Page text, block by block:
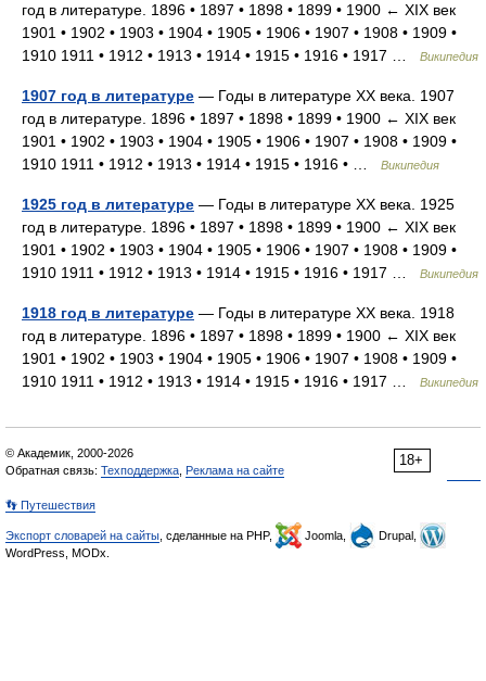
год в литературе. 1896 • 1897 • 1898 • 1899 • 1900 ← XIX век
1901 • 1902 • 1903 • 1904 • 1905 • 1906 • 1907 • 1908 • 1909 •
1910 1911 • 1912 • 1913 • 1914 • 1915 • 1916 • 1917 …
Википедия
1907 год в литературе — Годы в литературе XX века. 1907
год в литературе. 1896 • 1897 • 1898 • 1899 • 1900 ← XIX век
1901 • 1902 • 1903 • 1904 • 1905 • 1906 • 1907 • 1908 • 1909 •
1910 1911 • 1912 • 1913 • 1914 • 1915 • 1916 • …
Википедия
1925 год в литературе — Годы в литературе XX века. 1925
год в литературе. 1896 • 1897 • 1898 • 1899 • 1900 ← XIX век
1901 • 1902 • 1903 • 1904 • 1905 • 1906 • 1907 • 1908 • 1909 •
1910 1911 • 1912 • 1913 • 1914 • 1915 • 1916 • 1917 …
Википедия
1918 год в литературе — Годы в литературе XX века. 1918
год в литературе. 1896 • 1897 • 1898 • 1899 • 1900 ← XIX век
1901 • 1902 • 1903 • 1904 • 1905 • 1906 • 1907 • 1908 • 1909 •
1910 1911 • 1912 • 1913 • 1914 • 1915 • 1916 • 1917 …
Википедия
18+
© Академик, 2000-2026
Обратная связь: Техподдержка Реклама на сайте
👣 Путешествия
Экспорт словарей на сайты , сделанные на PHP, Joomla,
Drupal,
WordPress, MODx.